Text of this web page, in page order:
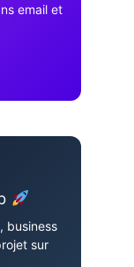
email et
business
sur